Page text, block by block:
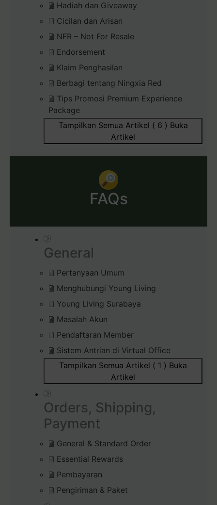
Hadiah dan Giveaway
Cicilan dan Arisan
NFR – Not For Resale
Endorsement
Klaim Penghasilan
Berbagi tentang Ningxia Red
Tips Promosi Premium Experience
Package
Tampilkan Semua Artikel ( 6 ) Buka
Artikel
FAQs
General
Pertanyaan Umum
Menghubungi Young Living
Young Living Surabaya
Masalah Akun
Pendaftaran Member
Sistem Antrian di Virtual Office
Tampilkan Semua Artikel ( 1 ) Buka
Artikel
Orders, Shipping,
Payment
General & Standard Order
Essential Rewards
Pembayaran
Pengiriman & Paket